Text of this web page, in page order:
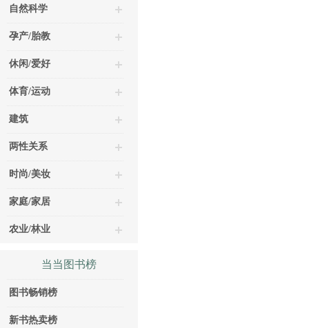
自然科学
孕产/胎教
休闲/爱好
体育/运动
建筑
两性关系
时尚/美妆
家庭/家居
农业/林业
当当图书榜
图书畅销榜
新书热卖榜